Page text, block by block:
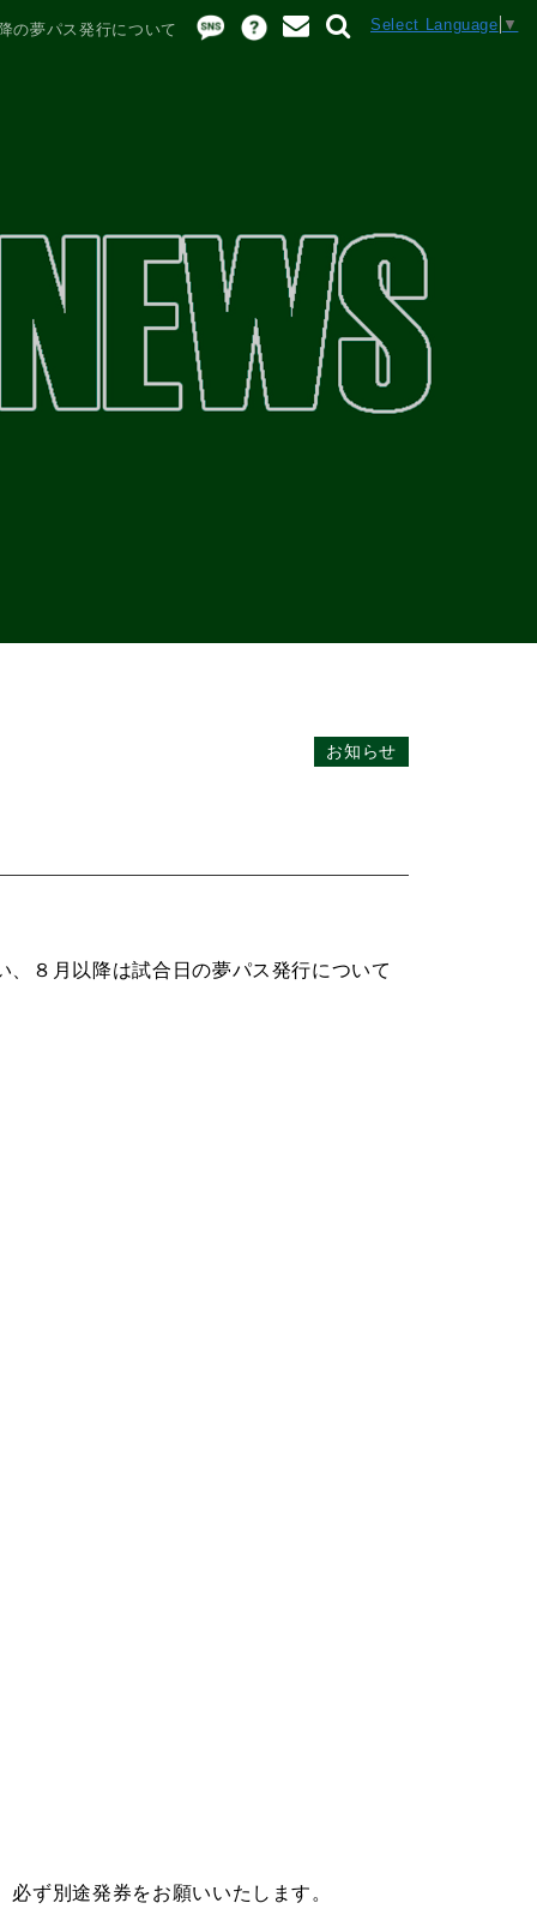
Select Language ▼
の夢パス発行について
お知らせ
８月以降は試合日の夢パス発行について
ず別途発券をお願いいたします。